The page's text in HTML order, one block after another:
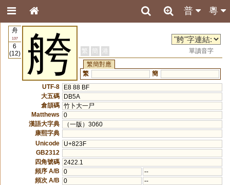
粵
普
舟
137
6
(12)
舿 繁 簡 港
單讀音字
繁簡對應
繁
簡
UTF-8
E8 88 BF
大五碼
DB5A
倉頡碼 竹卜大一尸
Matthews
0
漢語大字典
（一版）3060
康熙字典
Unicode
U+823F
GB2312
四角號碼 2422.1
頻序 A/B
0
--
頻次 A/B
0
--